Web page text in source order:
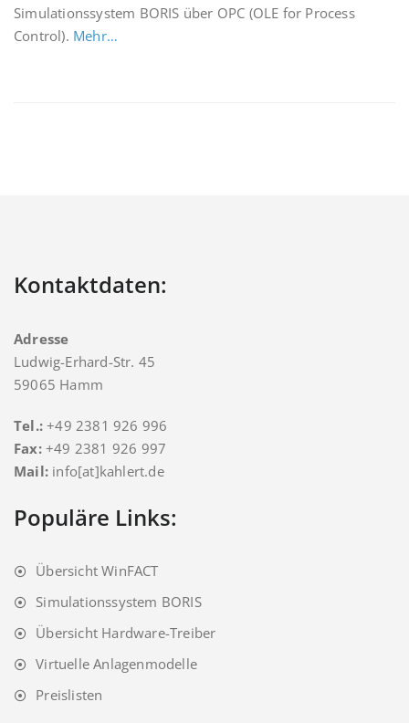
Simulationssystem BORIS über OPC (OLE for Process
Control). Mehr…
Kontaktdaten:
Adresse
Ludwig-Erhard-Str. 45
59065 Hamm
Tel.:+49 2381 926 996
Fax: +49 2381 926 997
Mail: info[at]kahlert.de
Populäre Links:
Übersicht WinFACT
Simulationssystem BORIS
Übersicht Hardware-Treiber
Virtuelle Anlagenmodelle
Preislisten